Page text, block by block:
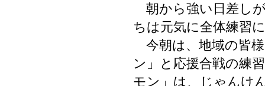
朝から強い日差し
ちは元気に全体練習
今朝は、地域の皆
ン」と応援合戦の練
モン」は、じゃんけ